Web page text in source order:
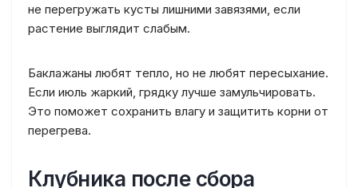
не перегружать кусты лишними завязями, если
растение выглядит слабым.
Баклажаны любят тепло, но не любят пересыхание.
Если июль жаркий, грядку лучше замульчировать.
Это поможет сохранить влагу и защитить корни от
перегрева.
Клубника после сбора